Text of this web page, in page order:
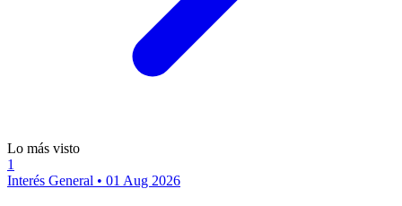
Lo más visto
1
Interés General • 01 Aug 2026